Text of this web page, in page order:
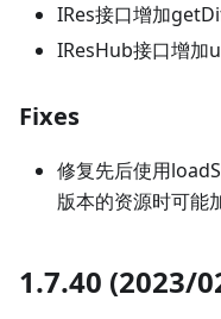
IRes接口增加
IResHub接口增
Fixes
修复先后使用
版本的资源时可能
1.7.40 (2023/